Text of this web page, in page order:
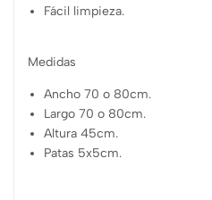
Fácil limpieza.
Medidas
Ancho 70 o 80cm.
Largo 70 o 80cm.
Altura 45cm.
Patas 5x5cm.